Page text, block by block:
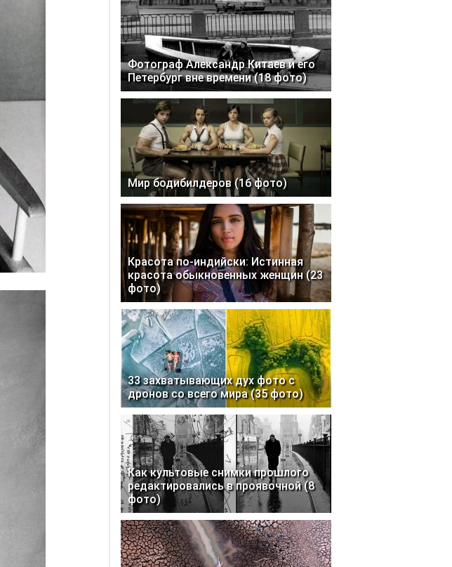
Фотограф Александр Китаев и его
Петербург вне времени (18 фото)
Мир бодибилдеров (16 фото)
Красота по-индийски: Истинная
красота обыкновенных женщин (23
фото)
33 захватывающих дух фото с
дронов со всего мира (35 фото)
Как культовые снимки прошлого
редактировались в проявочной (8
фото)